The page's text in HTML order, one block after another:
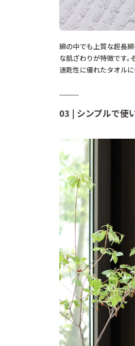
綿の中でも上質な超長
な肌ざわりが特徴です。
速乾性に優れたタオルに
03 | シンプルで使